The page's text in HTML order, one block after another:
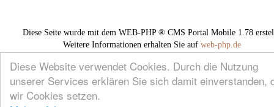
Diese Website verwendet Cookies. Durch die Nutzung
unserer Services erklären Sie sich damit einverstanden,
wir Cookies setzen.
Diese Seite wurde mit dem WEB-PHP ® CMS Portal Mobile 1.78
Weitere Informationen erhalten Sie auf web-php.de